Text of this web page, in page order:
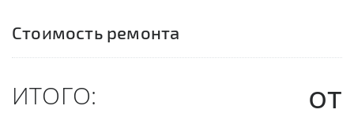
Стоимость ремонта
ИТОГО: от